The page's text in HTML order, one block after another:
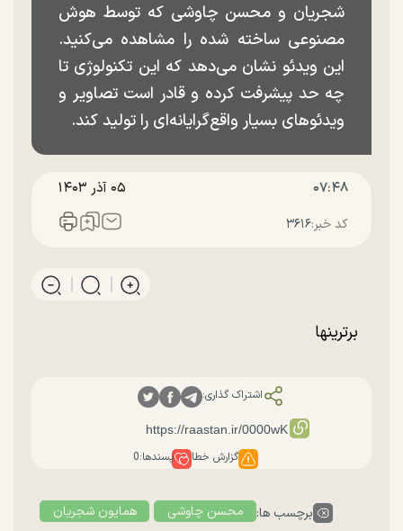
شجریان و محسن چاوشی که توسط هوش
مصنوعی ساخته شده را مشاهده می‌کنید.
این ویدئو نشان می‌دهد که این تکنولوژی تا
چه حد پیشرفت کرده و قادر است تصاویر و
ویدئو‌های بسیار واقع‌گرایانه‌ای را تولید کند.
۰۷:۴۸ ۰۵ آذر ۱۴۰۳
کد خبر:۳۶۱۶
اشتراک گذاری:
گزارش خطا پسندها:0
برچسب ها: محسن چاوشی همایون شجریان